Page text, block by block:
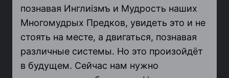
познавая Инглиiзмъ и Мудрость наших
Многомудрых Предков, увидеть это и не
стоять на месте, а двигаться, познавая
различные системы. Но это произойдёт
в будущем. Сейчас нам нужно